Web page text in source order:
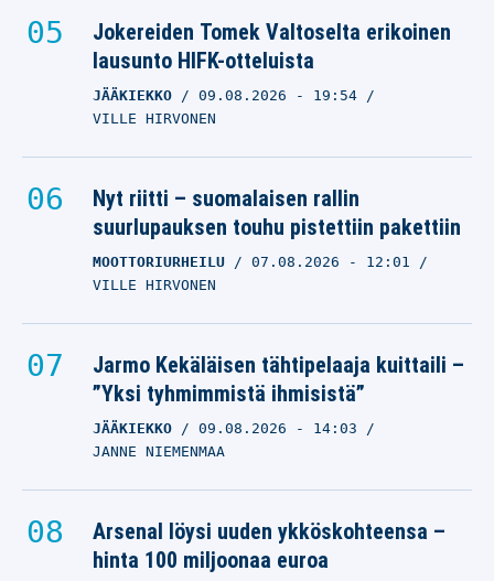
Jokereiden Tomek Valtoselta erikoinen
lausunto HIFK-otteluista
JÄÄKIEKKO 09.08.2026 - 19:54
VILLE HIRVONEN
Nyt riitti – suomalaisen rallin
suurlupauksen touhu pistettiin pakettiin
MOOTTORIURHEILU 07.08.2026 - 12:01
VILLE HIRVONEN
Jarmo Kekäläisen tähtipelaaja kuittaili –
”Yksi tyhmimmistä ihmisistä”
JÄÄKIEKKO 09.08.2026 - 14:03
JANNE NIEMENMAA
Arsenal löysi uuden ykköskohteensa –
hinta 100 miljoonaa euroa